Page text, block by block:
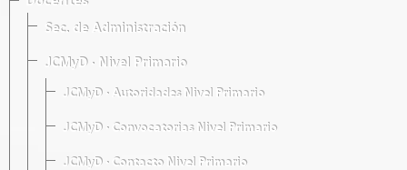
Sec. de Administración
JCMyD · Nivel Primario
JCMyD · Autoridades Nivel Primario
JCMyD · Convocatorias Nivel Primario
JCMyD · Contacto Nivel Primario